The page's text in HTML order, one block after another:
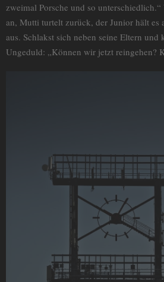
zweimal Porsche und so
an, Mutti turtelt zurück, der Junior hält es
aus. Schlakst sich neben seine Eltern
Ungeduld: „Können wir jetzt reingehen?